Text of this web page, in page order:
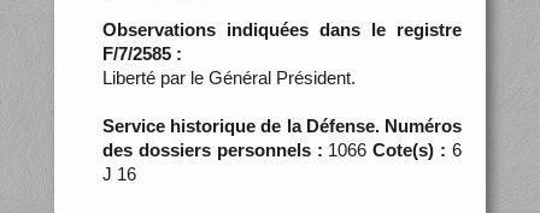
Observations indiquées dans le registre
F/7/2585 :
Liberté par le Général Président.
Service historique de la Défense. Numéros
des dossiers personnels : 1066Cote(s) : 6
J 16